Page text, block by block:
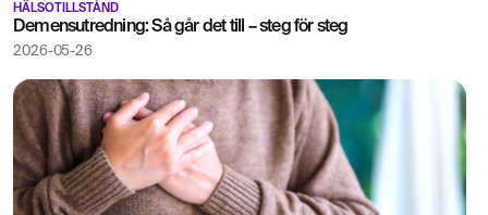
HÄLSOTILLSTÅND
Demensutredning: Så går det till – steg för steg
2026-05-26